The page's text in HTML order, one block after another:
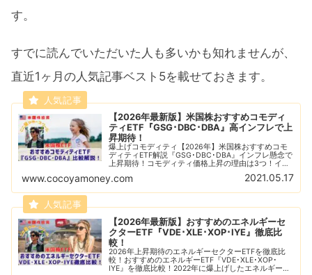
す。
すでに読んでいただいた人も多いかも知れませんが、
直近1ヶ月の人気記事ベスト5を載せておきます。
【2026年最新版】米国株おすすめコモディ
ティETF『GSG･DBC･DBA』高インフレで上
昇期待！
爆上げコモディティ【2026年】米国株おすすめコモ
ディティETF解説『GSG･DBC･DBA』インフレ懸念で
上昇期待！コモディティ価格上昇の理由は3つ！イン
フレの高止まり、地政学リスク、購買意欲の上昇！ま
だまだ上がるコモディティ価格！
www.cocoyamoney.com 2021.05.17
【2026年最新版】おすすめのエネルギーセ
クターETF『VDE･XLE･XOP･IYE』徹底比
較！
2026年上昇期待のエネルギーセクターETFを徹底比
較！おすすめのエネルギーETF『VDE･XLE･XOP･
IYE』を徹底比較！2022年に爆上げしたエネルギーセ